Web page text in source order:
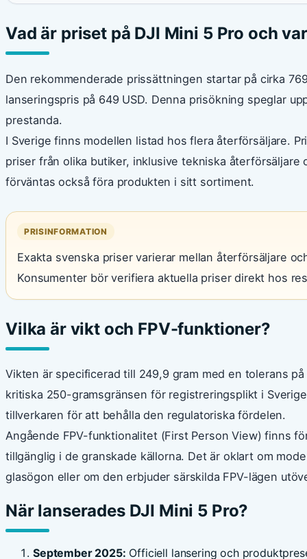
Vad är priset på DJI Mini 5 Pro och
Den rekommenderade prissättningen startar på cirka
lanseringspris på 649 USD. Denna prisökning speglar
prestanda.
I Sverige finns modellen listad hos flera återförsäljare.
priser från olika butiker, inklusive tekniska
förväntas också föra produkten i sitt sortiment.
PRISINFORMATION
Exakta svenska priser varierar mellan återförsäljare
Konsumenter bör verifiera aktuella priser direkt hos
Vilka är vikt och FPV-funktioner?
Vikten är specificerad till 249,9 gram med en tolerans
kritiska 250-gramsgränsen för registreringsplikt i
tillverkaren för att behålla den regulatoriska fördelen.
Angående FPV-funktionalitet (First Person View) finns
tillgänglig i de granskade källorna. Det är oklart om
glasögon eller om den erbjuder särskilda FPV-lägen
När lanserades DJI Mini 5 Pro?
September 2025: Officiell lansering och